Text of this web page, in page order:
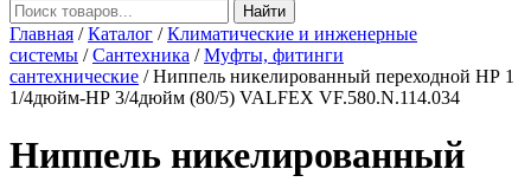
Найти
Главная /Каталог /Климатические и инженерные
системы /Сантехника /Муфты, фитинги
сантехнические / Ниппель никелированный переходной НР 1
1/4дюйм-НР 3/4дюйм (80/5) VALFEX VF.580.N.114.034
Ниппель никелированный